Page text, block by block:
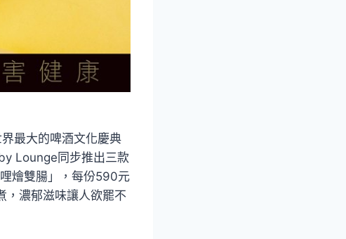
最大的啤酒文化慶典
Lounge同步推出三款
燴雙腸」，每份590元
，濃郁滋味讓人欲罷不